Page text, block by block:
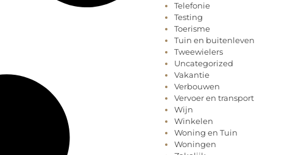
Telefonie
Testing
Toerisme
Tuin en buitenleven
Tweewielers
Uncategorized
Vakantie
Verbouwen
Vervoer en transport
Wijn
Winkelen
Woning en Tuin
Woningen